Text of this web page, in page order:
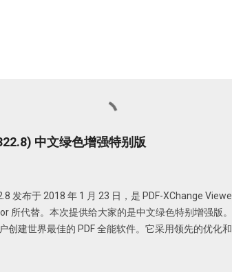
中文绿色增强特别版
发布于 2018 年 1 月 23 日，是 PDF-XChange
所代替。本次提供给大家的是中文绿色特别增强版
建世界最佳的 PDF 全能软件。它采用领先的优化
解压即可使用； 中文界面； 特别版，可选择使用免